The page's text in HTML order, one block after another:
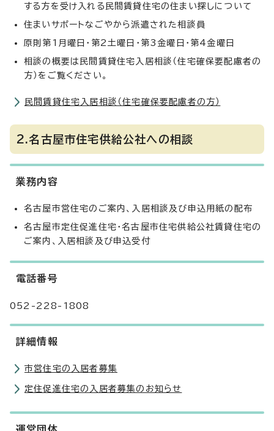
する方を受け入れる民間賃貸住宅の住まい探しについて
住まいサポートなごやから派遣された相談員
原則第1月曜日・第2土曜日・第3金曜日・第4金曜日
相談の概要は民間賃貸住宅入居相談（住宅確保要配慮者の
方）をご覧ください。
民間賃貸住宅入居相談（住宅確保要配慮者の方）
2.名古屋市住宅供給公社への相談
業務内容
名古屋市営住宅のご案内、入居相談及び申込用紙の配布
名古屋市定住促進住宅・名古屋市住宅供給公社賃貸住宅の
ご案内、入居相談及び申込受付
電話番号
052-228-1808
詳細情報
市営住宅の入居者募集
定住促進住宅の入居者募集のお知らせ